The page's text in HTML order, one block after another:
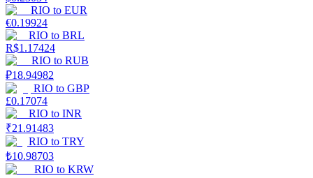
RIO to EUR
€0.19924
RIO to BRL
R$1.17424
RIO to RUB
₽18.94982
RIO to GBP
£0.17074
RIO to INR
₹21.91483
RIO to TRY
₺10.98703
RIO to KRW